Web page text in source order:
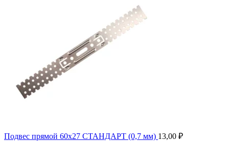
Подвес прямой 60х27 СТАНДАРТ (0,7 мм) 13,00 ₽